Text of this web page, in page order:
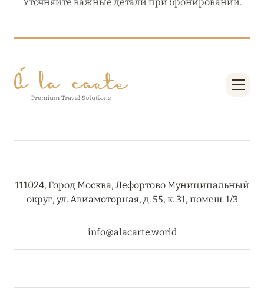
111024, Город Москва, Лефортово Муниципальный
округ, ул. Авиамоторная, д. 55, к. 31, помещ. 1/3
info@alacarte.world